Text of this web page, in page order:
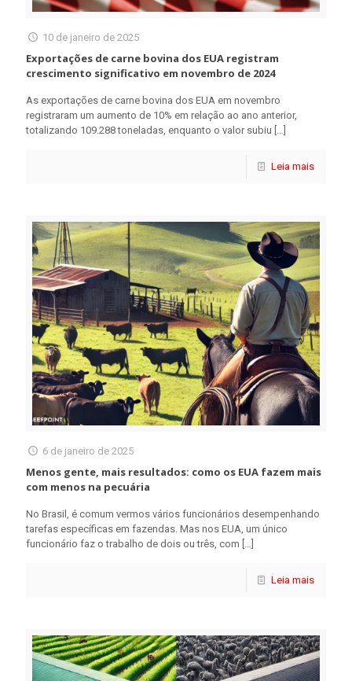
10 de janeiro de 2025
Exportações de carne bovina dos EUA registram
crescimento significativo em novembro de 2024
As exportações de carne bovina dos EUA em novembro
registraram um aumento de 10% em relação ao ano anterior,
totalizando 109.288 toneladas, enquanto o valor subiu […]
Leia mais
6 de janeiro de 2025
Menos gente, mais resultados: como os EUA fazem mais
com menos na pecuária
No Brasil, é comum vermos vários funcionários desempenhando
tarefas específicas em fazendas. Mas nos EUA, um único
funcionário faz o trabalho de dois ou três, com […]
Leia mais